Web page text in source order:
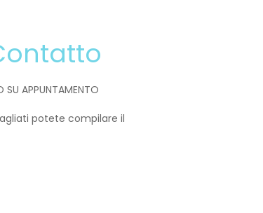
APPUNTAMENTO
potete compilare il